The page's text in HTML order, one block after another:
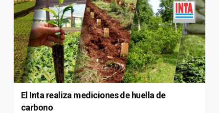
El Inta realiza mediciones de huella de
carbono